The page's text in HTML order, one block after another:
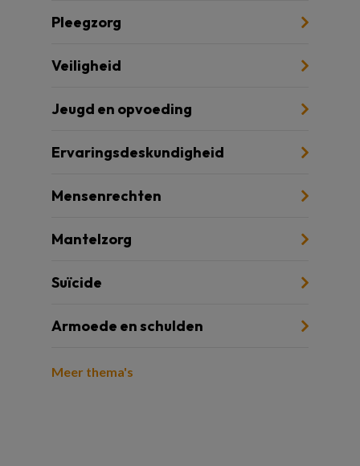
Pleegzorg
Veiligheid
Jeugd en opvoeding
Ervaringsdeskundigheid
Mensenrechten
Mantelzorg
Suïcide
Armoede en schulden
Meer thema's